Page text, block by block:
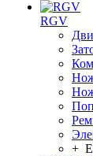
RGV
+